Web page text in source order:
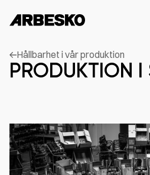
Hållbarhet i vår produktion
PRODUKTION I